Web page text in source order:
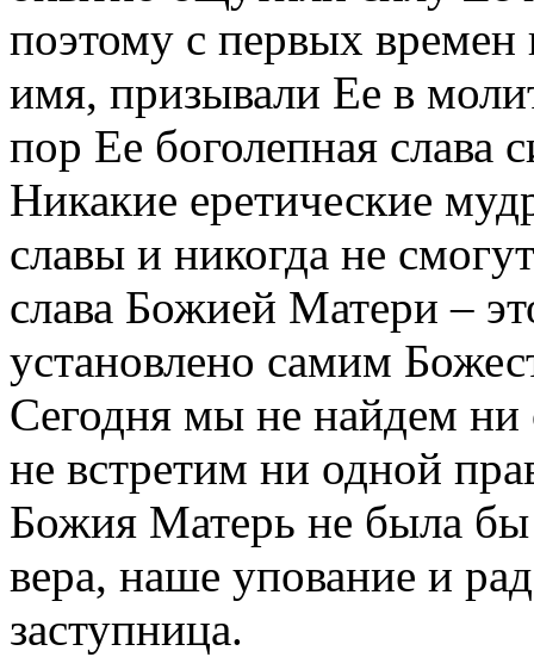
поэтому с первых времен
имя, призывали Ее в
пор Ее боголепная слава
Никакие еретические
славы и никогда не
слава Божией Матери –
установлено самим
Сегодня мы не найдем ни
не встретим ни одной
Божия Матерь не была
вера, наше упование и
заступница.